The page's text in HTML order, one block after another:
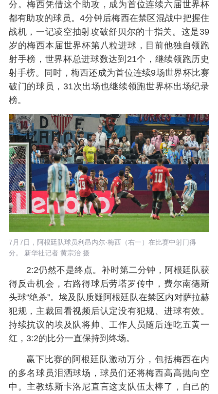
分。梅西凭借这个助攻，成为首位连续六届世界杯
都有助攻的球员。4分钟后梅西在禁区混战中把握住
战机，一记凌空抽射攻破舒贝尔的十指关。这是39
岁的梅西本届世界杯第八粒进球，目前他独自领跑
射手榜，世界杯总进球数达到21个，继续领跑历史
射手榜。同时，梅西还成为首位连续9场世界杯比赛
破门的球员，31次出场也继续领跑世界杯出场纪录
榜。
7月7日，阿根廷队球员利昂内尔·梅西（右一）在比赛中射门得
分。 新华社记者 黄宗治 摄
2:2仍然不是终点。补时第二分钟，阿根廷队获
得反击机会，右路得球后劳塔罗传中，费尔南德斯
头球“绝杀”。埃及队质疑阿根廷队在禁区内对萨拉赫
犯规，主裁回看视频后认定没有犯规、进球有效。
持续抗议的埃及队将帅、工作人员随后连吃五黄一
红，3:2的比分一直保持到终场。
赢下比赛的阿根廷队激动万分，包括梅西在内
的多名球员泪洒球场，球员们还将梅西高高抛向空
中。主教练斯卡洛尼直言这支队伍太棒了，自己的